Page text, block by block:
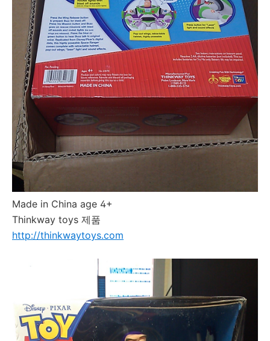
Made in China age 4+
Thinkway toys 제품
http://thinkwaytoys.com